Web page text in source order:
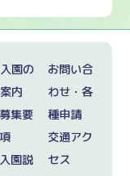
園の
内
募集要
項
入園説
お問い合
わせ・各
種申請
交通アク
セス